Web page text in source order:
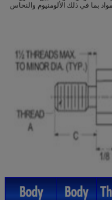
بما في ذلك الألومنيوم والنحاس